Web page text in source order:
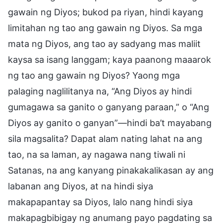
gawain ng Diyos; bukod pa riyan, hindi kayang
limitahan ng tao ang gawain ng Diyos. Sa mga
mata ng Diyos, ang tao ay sadyang mas maliit
kaysa sa isang langgam; kaya paanong maaarok
ng tao ang gawain ng Diyos? Yaong mga
palaging naglilitanya na, “Ang Diyos ay hindi
gumagawa sa ganito o ganyang paraan,” o “Ang
Diyos ay ganito o ganyan”—hindi ba’t mayabang
sila magsalita? Dapat alam nating lahat na ang
tao, na sa laman, ay nagawa nang tiwali ni
Satanas, na ang kanyang pinakakalikasan ay ang
labanan ang Diyos, at na hindi siya
makapapantay sa Diyos, lalo nang hindi siya
makapagbibigay ng anumang payo pagdating sa